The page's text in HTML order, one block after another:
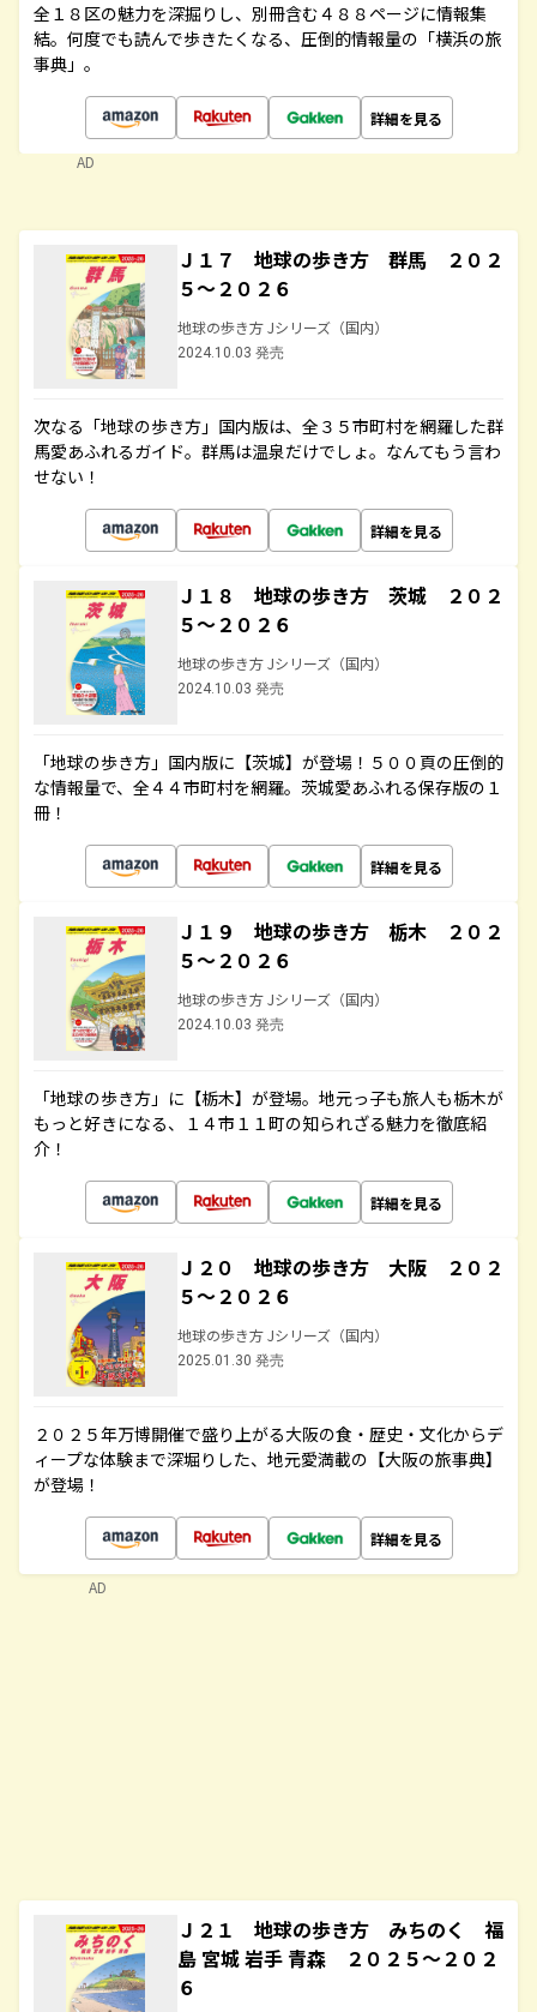
全１８区の魅力を深掘りし、別冊含む４８８ページに情報集
結。何度でも読んで歩きたくなる、圧倒的情報量の「横浜の旅
事典」。
詳細を見る
AD
Ｊ１７ 地球の歩き方 群馬 ２０２
５～２０２６
地球の歩き方 Jシリーズ（国内）
2024.10.03 発売
次なる「地球の歩き方」国内版は、全３５市町村を網羅した群
馬愛あふれるガイド。群馬は温泉だけでしょ。なんてもう言わ
せない！
詳細を見る
Ｊ１８ 地球の歩き方 茨城 ２０２
５～２０２６
地球の歩き方 Jシリーズ（国内）
2024.10.03 発売
「地球の歩き方」国内版に【茨城】が登場！５００頁の圧倒的
な情報量で、全４４市町村を網羅。茨城愛あふれる保存版の１
冊！
詳細を見る
Ｊ１９ 地球の歩き方 栃木 ２０２
５～２０２６
地球の歩き方 Jシリーズ（国内）
2024.10.03 発売
「地球の歩き方」に【栃木】が登場。地元っ子も旅人も栃木が
もっと好きになる、１４市１１町の知られざる魅力を徹底紹
介！
詳細を見る
Ｊ２０ 地球の歩き方 大阪 ２０２
５～２０２６
地球の歩き方 Jシリーズ（国内）
2025.01.30 発売
２０２５年万博開催で盛り上がる大阪の食・歴史・文化からデ
ィープな体験まで深堀りした、地元愛満載の【大阪の旅事典】
が登場！
詳細を見る
Ｊ２１ 地球の歩き方 みちのく 福
島 宮城 岩手 青森 ２０２５～２０２
６
AD